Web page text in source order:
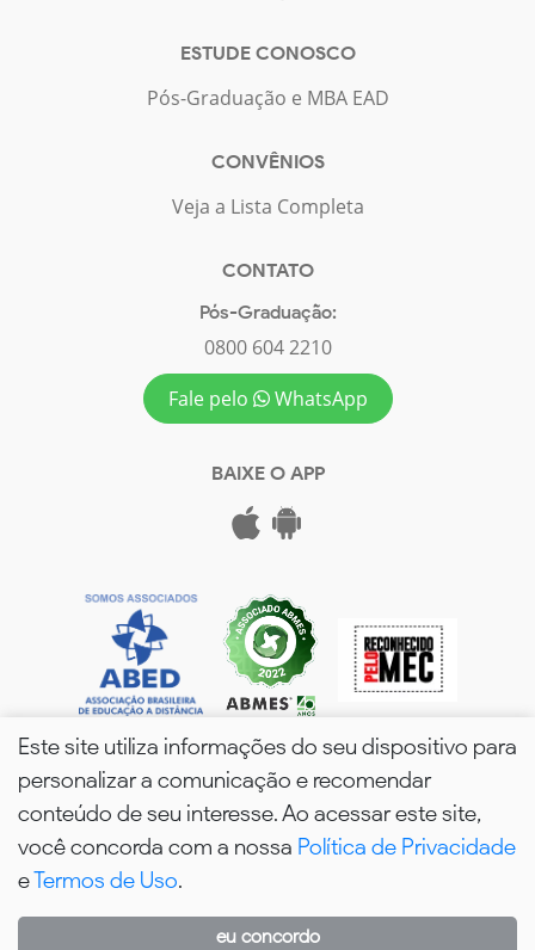
ESTUDE CONOSCO
Pós-Graduação e MBA EAD
CONVÊNIOS
Veja a Lista Completa
CONTATO
Pós-Graduação:
0800 604 2210
Fale pelo
WhatsApp
BAIXE O APP
wPós - 2026. Todos os Direitos Reservados.
Este site utiliza informações do seu dispositivo para
personalizar a comunicação e recomendar
conteúdo de seu interesse. Ao acessar este site,
você concorda com a nossa Política de Privacidade
eTermos de Uso.
eu concordo